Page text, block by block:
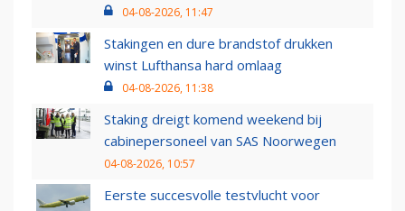
04-08-2026, 11:47
Stakingen en dure brandstof drukken
winst Lufthansa hard omlaag
04-08-2026, 11:38
Staking dreigt komend weekend bij
cabinepersoneel van SAS Noorwegen
04-08-2026, 10:57
Eerste succesvolle testvlucht voor